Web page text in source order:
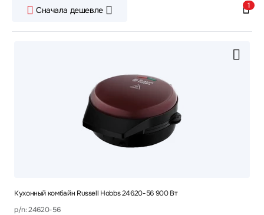
Сначала дешевле 1
Кухонный комбайн Russell Hobbs 24620-56 900 Вт
p/n: 24620-56